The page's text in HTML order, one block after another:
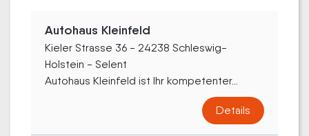
Autohaus Kleinfeld
Kieler Strasse 36 - 24238 Schleswig-
Holstein - Selent
Autohaus Kleinfeld ist Ihr kompetenter...
Details